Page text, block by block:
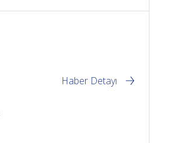
Haber Detayı